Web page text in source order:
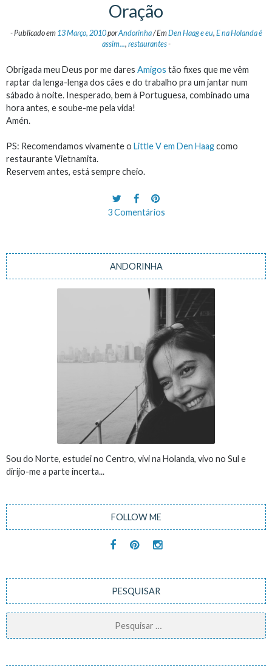
Oração
-Publicado em 13 Março, 2010porAndorinha/EmDen Haag e eu, E na Holanda é
assim..., restaurantes-
Obrigada meu Deus por me dares Amigos tão fixes que me vêm
raptar da lenga-lenga dos cães e do trabalho pra um jantar num
sábado à noite. Inesperado, bem à Portuguesa, combinado uma
hora antes, e soube-me pela vida!
Amén.
PS: Recomendamos vivamente o Little V em Den Haagcomo
restaurante Vietnamita.
Reservem antes, está sempre cheio.
3 Comentários
ANDORINHA
Sou do Norte, estudei no Centro, vivi na Holanda, vivo no Sul e
dirijo-me a parte incerta...
FOLLOW ME
PESQUISAR
Pesquisar
por: